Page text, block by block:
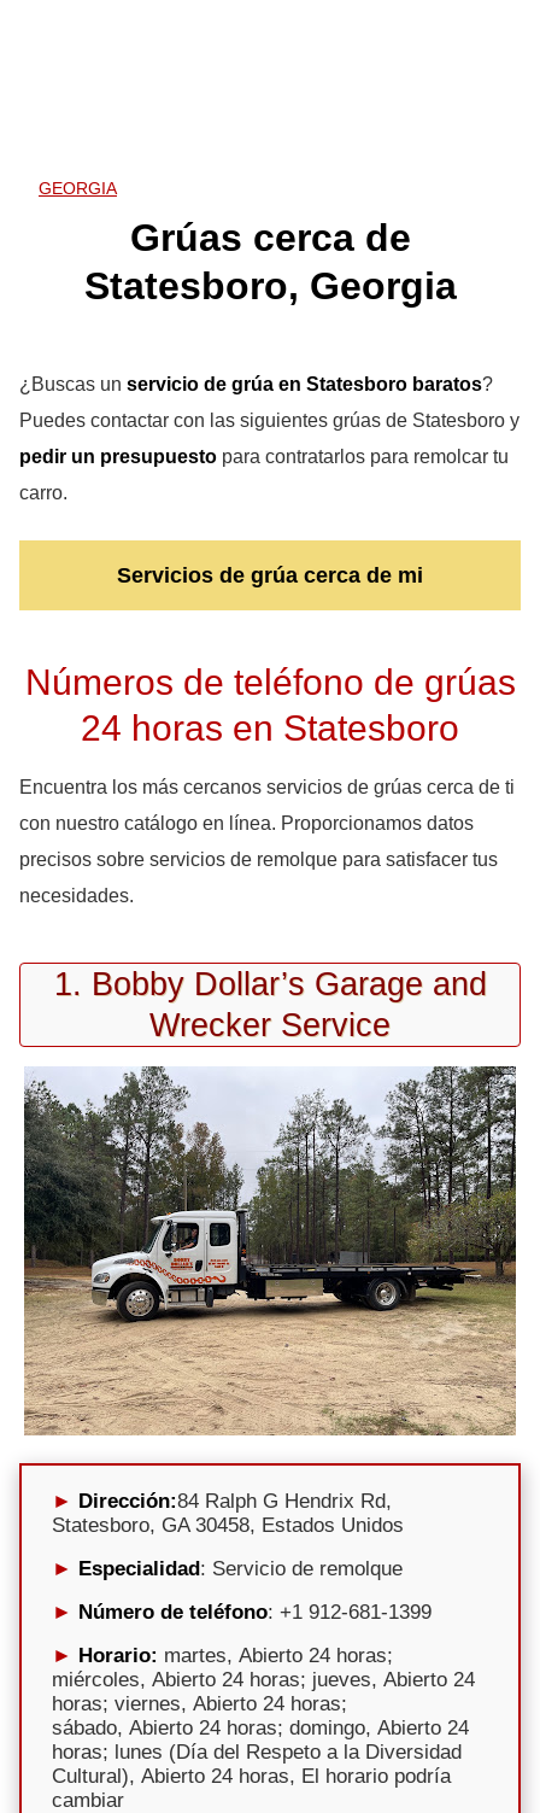
GEORGIA
Grúas cerca de
Statesboro, Georgia
¿Buscas un servicio de grúa en Statesboro baratos?
Puedes contactar con las siguientes grúas de Statesboro y
pedir un presupuesto para contratarlos para remolcar tu
carro.
Servicios de grúa cerca de mi
Números de teléfono de grúas
24 horas en Statesboro
Encuentra los más cercanos servicios de grúas cerca de ti
con nuestro catálogo en línea. Proporcionamos datos
precisos sobre servicios de remolque para satisfacer tus
necesidades.
1. Bobby Dollar’s Garage and
Wrecker Service
Dirección:84 Ralph G Hendrix Rd,
Statesboro, GA 30458, Estados Unidos
Especialidad: Servicio de remolque
Número de teléfono: +1 912-681-1399
Horario: martes, Abierto 24 horas;
miércoles, Abierto 24 horas; jueves, Abierto 24
horas; viernes, Abierto 24 horas;
sábado, Abierto 24 horas; domingo, Abierto 24
horas; lunes (Día del Respeto a la Diversidad
Cultural), Abierto 24 horas, El horario podría
cambiar